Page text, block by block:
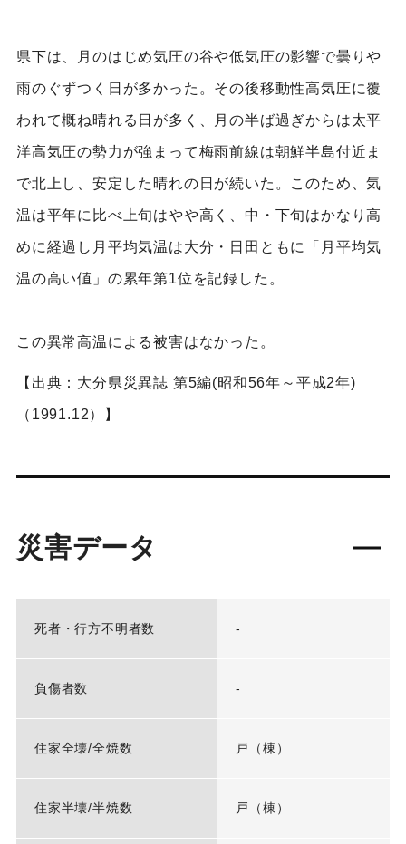
県下は、月のはじめ気圧の谷や低気圧の影響で曇りや
雨のぐずつく日が多かった。その後移動性高気圧に覆
われて概ね晴れる日が多く、月の半ば過ぎからは太平
洋高気圧の勢力が強まって梅雨前線は朝鮮半島付近ま
で北上し、安定した晴れの日が続いた。このため、気
温は平年に比べ上旬はやや高く、中・下旬はかなり高
めに経過し月平均気温は大分・日田ともに「月平均気
温の高い値」の累年第1位を記録した。
この異常高温による被害はなかった。
【出典：大分県災異誌 第5編(昭和56年～平成2年)
（1991.12）】
災害データ
死者・行方不明者数 -
負傷者数 -
住家全壊/全焼数 戸（棟）
住家半壊/半焼数 戸（棟）